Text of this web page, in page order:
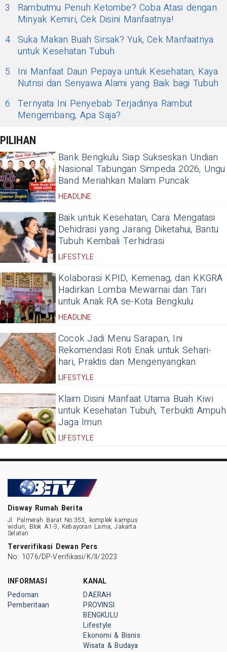
3
Rambutmu Penuh Ketombe? Coba Atasi dengan
Minyak Kemiri, Cek Disini Manfaatnya!
4 Suka Makan Buah Sirsak? Yuk, Cek Manfaatnya
untuk Kesehatan Tubuh
5
Ini Manfaat Daun Pepaya untuk Kesehatan, Kaya
Nutrisi dan Senyawa Alami yang Baik bagi Tubuh
6 Ternyata Ini Penyebab Terjadinya Rambut
Mengembang, Apa Saja?
PILIHAN
Bank Bengkulu Siap Sukseskan Undian
Nasional Tabungan Simpeda 2026, Ungu
Band Meriahkan Malam Puncak
HEADLINE
Baik untuk Kesehatan, Cara Mengatasi
Dehidrasi yang Jarang Diketahui, Bantu
Tubuh Kembali Terhidrasi
LIFESTYLE
Kolaborasi KPID, Kemenag, dan KKGRA
Hadirkan Lomba Mewarnai dan Tari
untuk Anak RA se-Kota Bengkulu
HEADLINE
Cocok Jadi Menu Sarapan, Ini
Rekomendasi Roti Enak untuk Sehari-
hari, Praktis dan Mengenyangkan
LIFESTYLE
Klaim Disini Manfaat Utama Buah Kiwi
untuk Kesehatan Tubuh, Terbukti Ampuh
Jaga Imun
LIFESTYLE
Disway Rumah Berita
Jl. Palmerah Barat No.353, komplek kampus
widuri, Blok A1-3, Kebayoran Lama, Jakarta
Selatan
Terverifikasi Dewan Pers
No: 1076/DP-Verifikasi/K/II/2023
INFORMASI
Pedoman
Pemberitaan
KANAL
DAERAH
PROVINSI
BENGKULU
Lifestyle
Ekonomi & Bisnis
Wisata & Budaya